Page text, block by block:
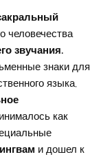
человечества
звучания.
знаки для
языка,
как
и дошел к